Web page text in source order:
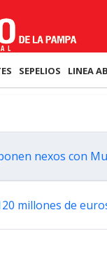
SEPELIOS LINEA
nexos con
millones de